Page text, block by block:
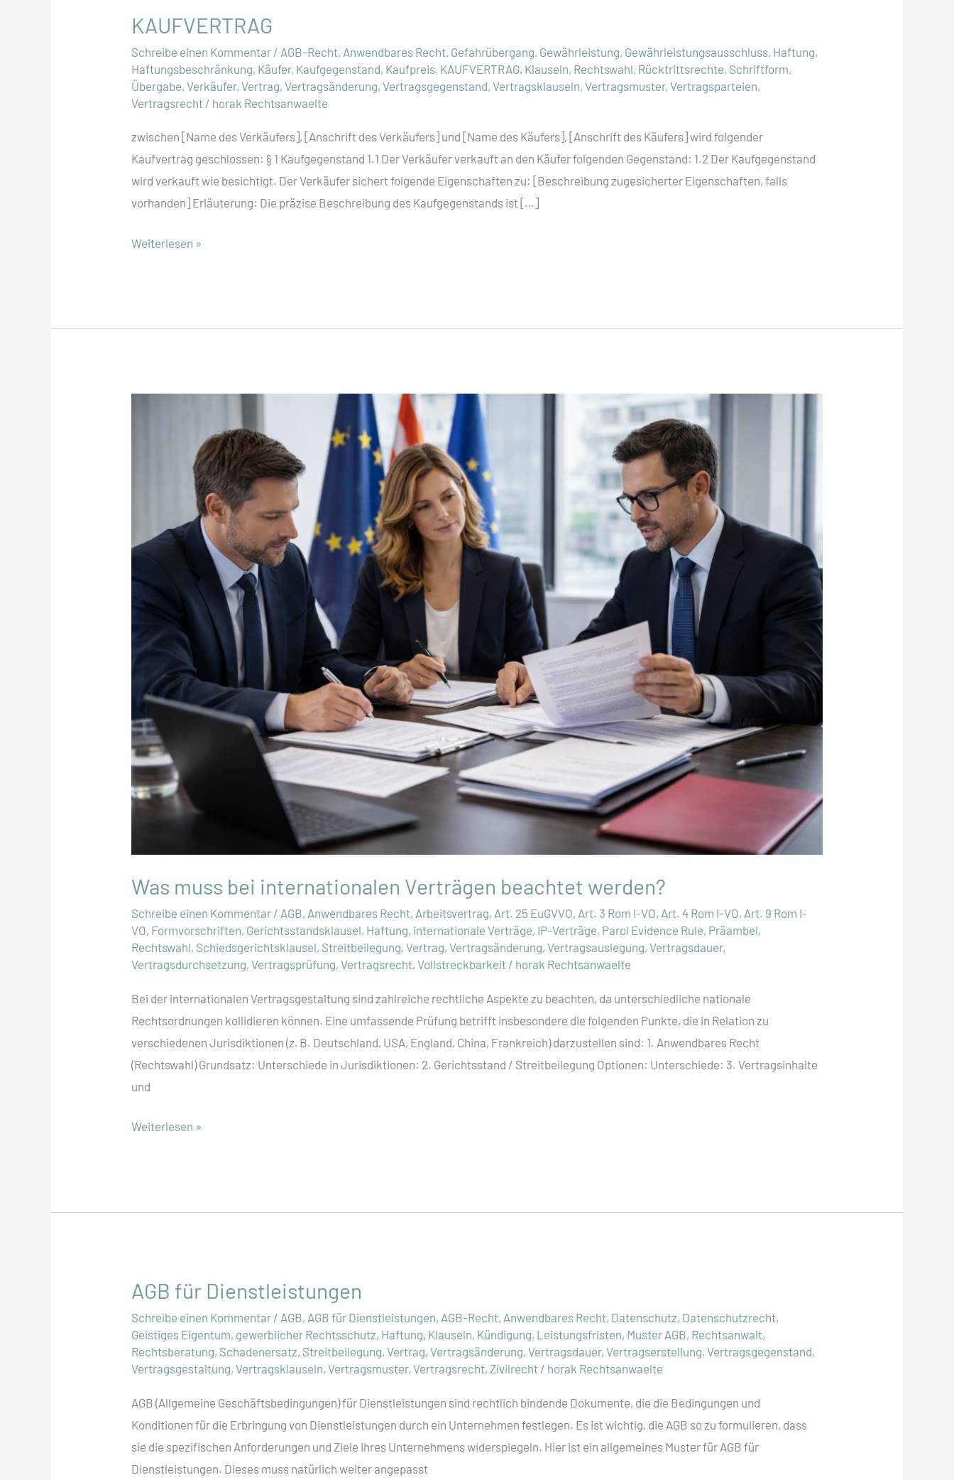
KAUFVERTRAG
Schreibe einen Kommentar / AGB-Recht, Anwendbares Recht, Gefahrübergang, Gewährleistung, Gewährleistungsausschluss, Haftung,
Haftungsbeschränkung, Käufer, Kaufgegenstand, Kaufpreis, KAUFVERTRAG, Klauseln, Rechtswahl, Rücktrittsrechte, Schriftform,
Übergabe,Verkäufer,Vertrag,Vertragsänderung,Vertragsgegenstand,Vertragsklauseln,Vertragsmuster,Vertragsparteien,
Vertragsrecht / horak Rechtsanwaelte
zwischen [Name des Verkäufers], [Anschrift des Verkäufers] und [Name des Käufers], [Anschrift des Käufers] wird folgender
Kaufvertrag geschlossen: § 1 Kaufgegenstand 1.1 Der Verkäufer verkauft an den Käufer folgenden Gegenstand: 1.2 Der Kaufgegenstand
wird verkauft wie besichtigt. Der Verkäufer sichert folgende Eigenschaften zu: [Beschreibung zugesicherter Eigenschaften, falls
vorhanden] Erläuterung: Die präzise Beschreibung des Kaufgegenstands ist […]
KAUFVERTRAG
Weiterlesen »
Was muss bei internationalen Verträgen beachtet werden?
Schreibe einen Kommentar / AGB, Anwendbares Recht, Arbeitsvertrag, Art. 25 EuGVVO, Art. 3 Rom I-VO, Art. 4 Rom I-VO, Art. 9 Rom I-
VO, Formvorschriften, Gerichtsstandsklausel, Haftung, internationale Verträge, IP-Verträge, Parol Evidence Rule, Präambel,
Rechtswahl, Schiedsgerichtsklausel, Streitbeilegung,Vertrag,Vertragsänderung,Vertragsauslegung,Vertragsdauer,
Vertragsdurchsetzung,Vertragsprüfung,Vertragsrecht,Vollstreckbarkeit / horak Rechtsanwaelte
Bei der internationalen Vertragsgestaltung sind zahlreiche rechtliche Aspekte zu beachten, da unterschiedliche nationale
Rechtsordnungen kollidieren können. Eine umfassende Prüfung betrifft insbesondere die folgenden Punkte, die in Relation zu
verschiedenen Jurisdiktionen (z. B. Deutschland, USA, England, China, Frankreich) darzustellen sind: 1. Anwendbares Recht
(Rechtswahl) Grundsatz: Unterschiede in Jurisdiktionen: 2. Gerichtsstand / Streitbeilegung Optionen: Unterschiede: 3. Vertragsinhalte
und
Was
Verträgen
Weiterlesen »
AGB für Dienstleistungen
Schreibe einen Kommentar / AGB, AGB für Dienstleistungen, AGB-Recht, Anwendbares Recht, Datenschutz, Datenschutzrecht,
Geistiges Eigentum, gewerblicher Rechtsschutz, Haftung, Klauseln, Kündigung, Leistungsfristen, Muster AGB, Rechtsanwalt,
Rechtsberatung, Schadenersatz, Streitbeilegung,Vertrag,Vertragsänderung,Vertragsdauer,Vertragserstellung,Vertragsgegenstand,
Vertragsgestaltung,Vertragsklauseln,Vertragsmuster,Vertragsrecht,Zivilrecht / horak Rechtsanwaelte
AGB (Allgemeine Geschäftsbedingungen) für Dienstleistungen sind rechtlich bindende Dokumente, die die Bedingungen und
Konditionen für die Erbringung von Dienstleistungen durch ein Unternehmen festlegen. Es ist wichtig, die AGB so zu formulieren, dass
sie die spezifischen Anforderungen und Ziele Ihres Unternehmens widerspiegeln. Hier ist ein allgemeines Muster für AGB für
Dienstleistungen. Dieses muss natürlich weiter angepasst